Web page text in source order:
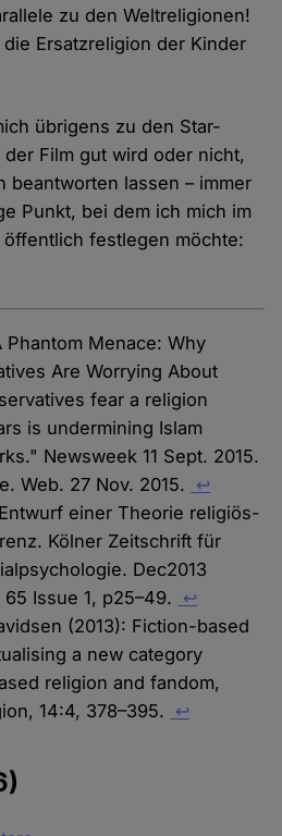
zu den Weltreligionen!
Ersatzreligion der Kinder
übrigens zu den Star-
Film gut wird oder nicht,
beantworten lassen – immer
Punkt, bei dem ich mich im
festlegen möchte:
Phantom Menace: Why
Are Worrying About
fear a religion
is undermining Islam
Newsweek 11 Sept. 2015.
Web. 27 Nov. 2015. ↩
einer Theorie religiös-
Kölner Zeitschrift für
Dec2013
Issue 1, p25–49. ↩
(2013): Fiction-based
a new category
religion and fandom,
14:4, 378–395. ↩